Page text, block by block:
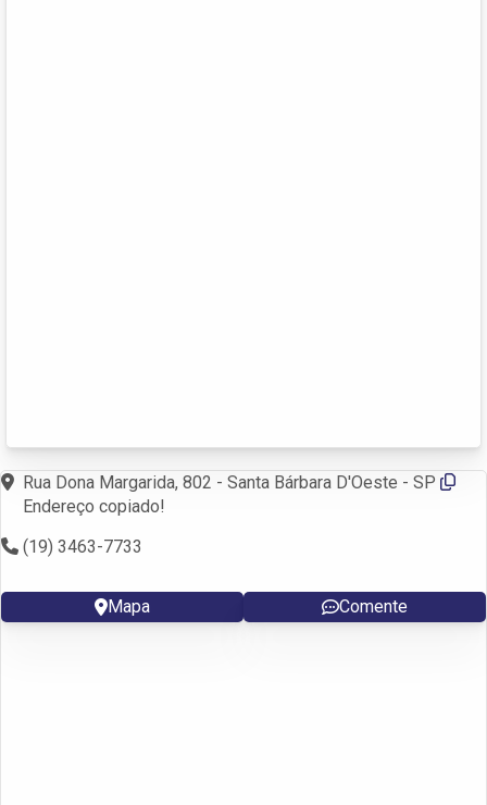
Rua Dona Margarida, 802 - Santa Bárbara D'Oeste - SP
Endereço copiado!
(19) 3463-7733
Mapa Comente